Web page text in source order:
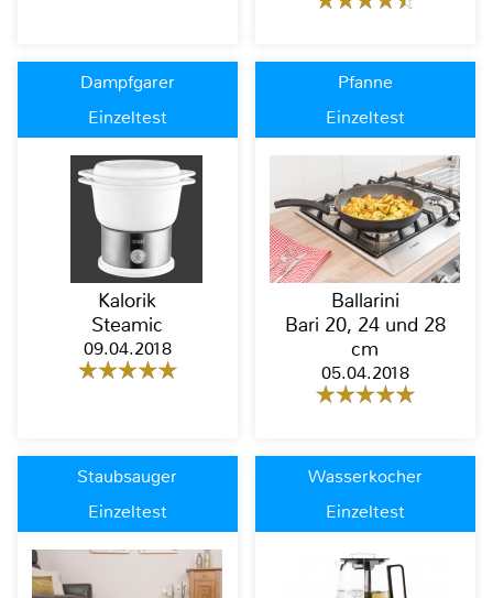
Dampfgarer
Einzeltest
Kalorik
Steamic
09.04.2018
Pfanne
Einzeltest
Ballarini
Bari 20, 24 und 28
cm
05.04.2018
Staubsauger
Einzeltest
Wasserkocher
Einzeltest